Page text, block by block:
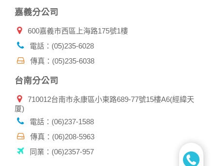
嘉義分公司
600嘉義市西區上海路175號1樓
電話：(05)235-6028
傳真：(05)235-6038
台南分公司
710012台南市永康區小東路689-77號15樓A6(經緯天
厦)
電話：(06)237-1588
傳真：(06)208-5963
同業：(06)2357-957